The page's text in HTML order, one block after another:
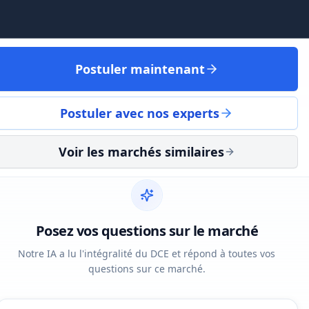
Postuler maintenant
Postuler avec nos experts
Voir les marchés similaires
Posez vos questions sur le marché
Notre IA a lu l'intégralité du DCE et répond à toutes vos
questions sur ce marché.